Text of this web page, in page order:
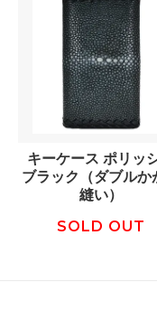
キーケース ポリッ
ブラック（ダブルか
縫い）
SOLD OUT